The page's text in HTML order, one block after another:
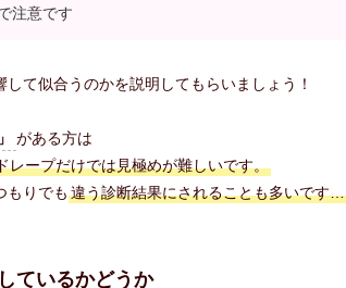
注意です
て似合うのかを説明してもらいましょう！
がある方は
レープだけでは見極めが難しいです。
もりでも 違う診断結果にされることも多いです…
ているかどうか